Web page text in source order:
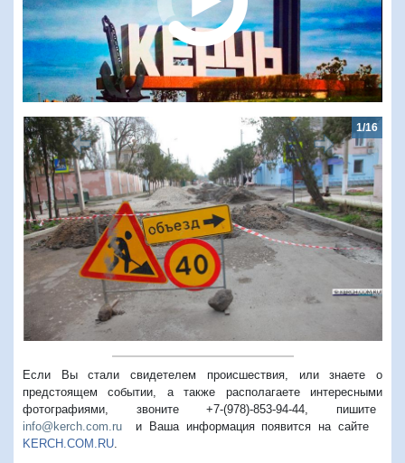
1/16
Предыдущий
Если Вы стали свидетелем происшествия, или знаете о
предстоящем событии, а также располагаете интересными
фотографиями, звоните +7-(978)-853-94-44, пишите
info@kerch.com.ru и Ваша информация появится на сайте
KERCH.COM.RU.